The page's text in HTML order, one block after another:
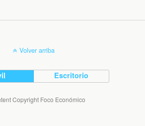
Volver arriba
Escritorio
Copyright Foco Económico